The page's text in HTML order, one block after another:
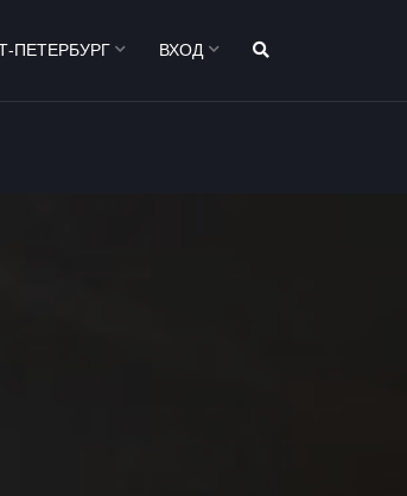
ПЕТЕРБУРГ ВХОД